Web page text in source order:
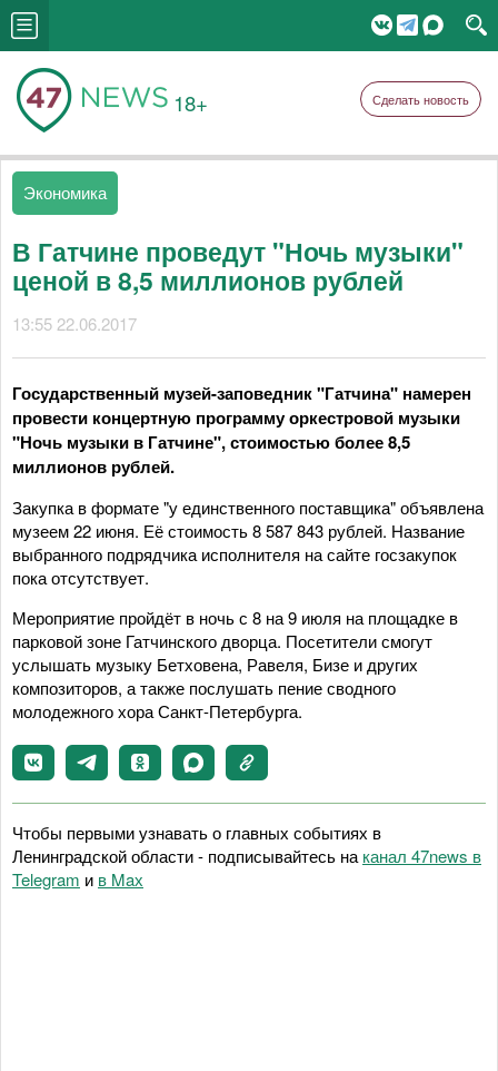
18+ Сделать новость
Экономика
В Гатчине проведут "Ночь музыки"
ценой в 8,5 миллионов рублей
13:55 22.06.2017
Государственный музей-заповедник "Гатчина" намерен
провести концертную программу оркестровой музыки
"Ночь музыки в Гатчине", стоимостью более 8,5
миллионов рублей.
Закупка в формате "у единственного поставщика" объявлена
музеем 22 июня. Её стоимость 8 587 843 рублей. Название
выбранного подрядчика исполнителя на сайте госзакупок
пока отсутствует.
Мероприятие пройдёт в ночь с 8 на 9 июля на площадке в
парковой зоне Гатчинского дворца. Посетители смогут
услышать музыку Бетховена, Равеля, Бизе и других
композиторов, а также послушать пение сводного
молодежного хора Санкт-Петербурга.
Чтобы первыми узнавать о главных событиях в
Ленинградской области - подписывайтесь на канал 47news в
Telegram и в Maх